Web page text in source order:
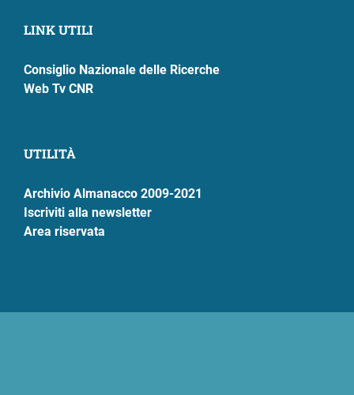
LINK UTILI
Consiglio Nazionale delle Ricerche
Web Tv CNR
UTILITÀ
Archivio Almanacco 2009-2021
Iscriviti alla newsletter
Area riservata